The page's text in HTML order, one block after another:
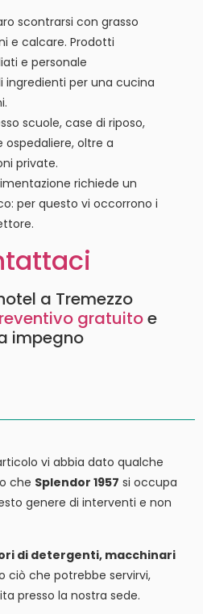
scontrarsi con grasso
e calcare. Prodotti
e personale
per una cucina
scuole, case di riposo,
oltre a
private.
richiede un
per questo vi occorrono i
a Tremezzo
gratuitoe
impegno
vi abbia dato qualche
che Splendor 1957 si occupa
genere di interventi e non
di detergenti, macchinari
ciò che potrebbe servirvi,
presso la nostra sede.